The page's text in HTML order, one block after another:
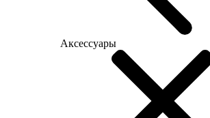
Аксессуары